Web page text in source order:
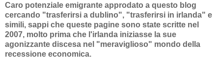
Caro potenziale emigrante approdato a questo blog
cercando "trasferirsi a dublino", "trasferirsi in irlanda" e
simili, sappi che queste pagine sono state scritte nel
2007, molto prima che l'irlanda iniziasse la sue
agonizzante discesa nel "meraviglioso" mondo della
recessione economica.